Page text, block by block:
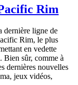
Rim
dernière ligne de
Rim, le plus
en vedette
sûr, comme à
dernières nouvelles
jeux vidéos,